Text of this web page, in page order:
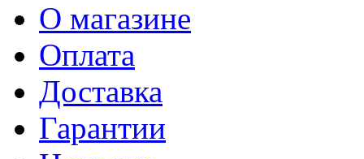
О магазине
Оплата
Доставка
Гарантии